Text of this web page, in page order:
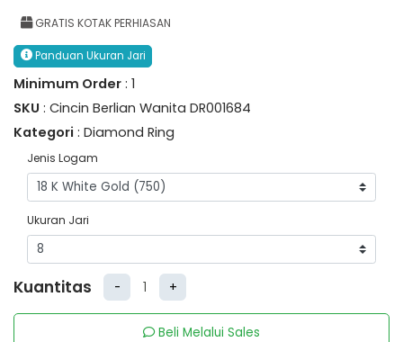
GRATIS KOTAK PERHIASAN
Panduan Ukuran Jari
Minimum Order : 1
SKU : Cincin Berlian Wanita DR001684
Kategori : Diamond Ring
Jenis Logam
Ukuran Jari
Kuantitas - +
Beli Melalui Sales